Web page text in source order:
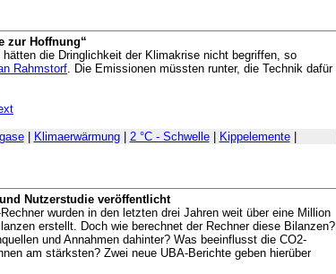
zur Hoffnung“
hätten die Dringlichkeit der Klimakrise nicht begriffen, so
Rahmstorf. Die Emissionen müssten runter, die Technik dafür
| Klimaerwärmung| 2 °C - Schwelle| Kippelemente|
Nutzerstudie veröffentlicht
wurden in den letzten drei Jahren weit über eine Million
erstellt. Doch wie berechnet der Rechner diese Bilanzen?
und Annahmen dahinter? Was beeinflusst die CO2-
am stärksten? Zwei neue UBA-Berichte geben hierüber